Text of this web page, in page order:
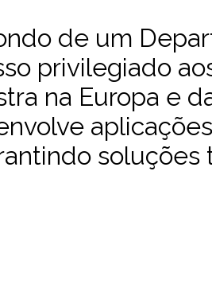
de um
privilegiado
na Europa e
soluções